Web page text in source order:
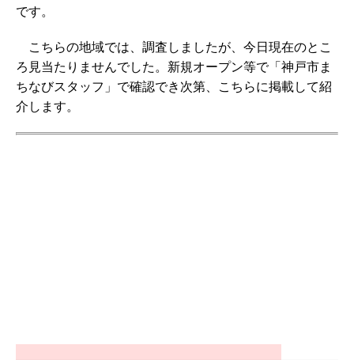
です。
こちらの地域では、調査しましたが、今日現在のとこ
ろ見当たりませんでした。新規オープン等で「神戸市ま
ちなびスタッフ」で確認でき次第、こちらに掲載して紹
介します。